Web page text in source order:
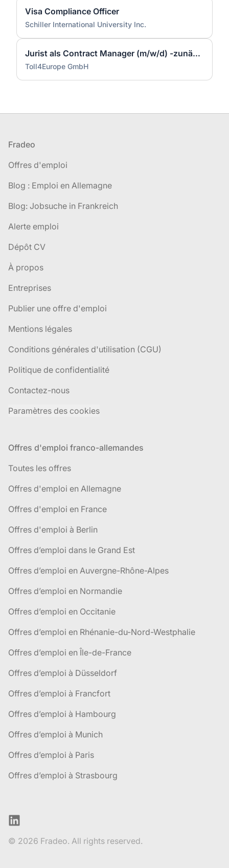
Visa Compliance Officer
Schiller International University Inc.
Jurist als Contract Manager (m/w/d) -zunächst befristet für 2 Jahre-
Toll4Europe GmbH
Pied de page
Fradeo
Offres d'emploi
Blog : Emploi en Allemagne
Blog: Jobsuche in Frankreich
Alerte emploi
Dépôt CV
À propos
Entreprises
Publier une offre d'emploi
Mentions légales
Conditions générales d'utilisation (CGU)
Politique de confidentialité
Contactez-nous
Paramètres des cookies
Offres d'emploi franco-allemandes
Toutes les offres
Offres d'emploi en Allemagne
Offres d'emploi en France
Offres d'emploi à Berlin
Offres d’emploi dans le Grand Est
Offres d’emploi en Auvergne-Rhône-Alpes
Offres d’emploi en Normandie
Offres d’emploi en Occitanie
Offres d’emploi en Rhénanie-du-Nord-Westphalie
Offres d’emploi en Île-de-France
Offres d’emploi à Düsseldorf
Offres d’emploi à Francfort
Offres d’emploi à Hambourg
Offres d’emploi à Munich
Offres d’emploi à Paris
Offres d’emploi à Strasbourg
LinkedIn
© 2026 Fradeo. All rights reserved.